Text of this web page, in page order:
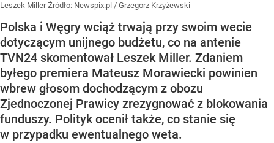
Leszek MillerŹródło: Newspix.pl / Grzegorz Krzyżewski
Polska i Węgry wciąż trwają przy swoim wecie
dotyczącym unijnego budżetu, co na antenie
TVN24 skomentował Leszek Miller. Zdaniem
byłego premiera Mateusz Morawiecki powinien
wbrew głosom dochodzącym z obozu
Zjednoczonej Prawicy zrezygnować z blokowania
funduszy. Polityk ocenił także, co stanie się
w przypadku ewentualnego weta.